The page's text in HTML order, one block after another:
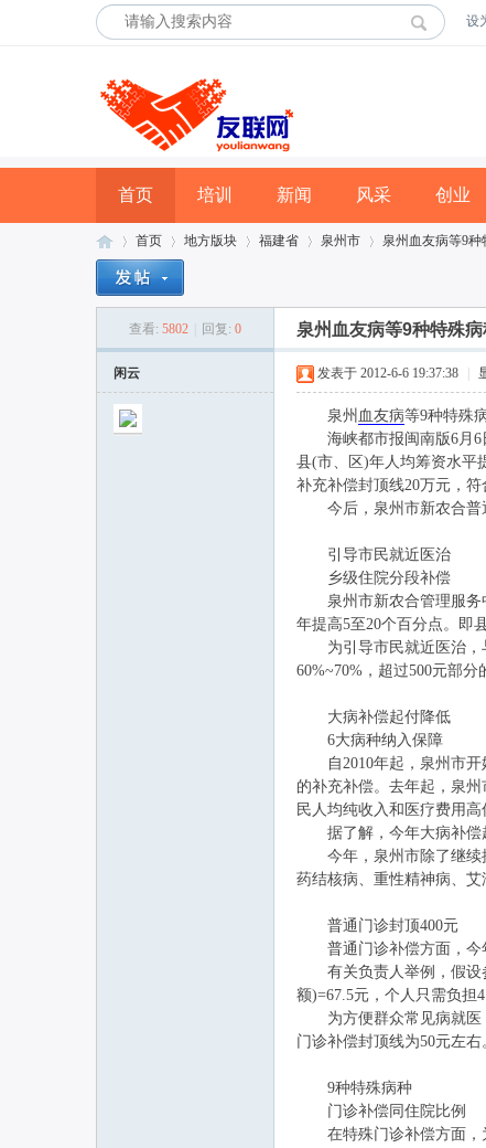
设
首页 培训 新闻 风采 创业
首页
›
地方版块
›
福建省
›
泉州市
›
泉州血友病等9
查看: 5802 回复: 0 泉州血友病等9种特殊
闲云 发表于 2012-6-6 19:37:38
泉州 血友病等9种特殊
海峡都市报闽南版6月6
县(市、区)年人均筹资水平
补充补偿封顶线20万元，
今后，泉州市新农合普通
引导市民就近医治
乡级住院分段补偿
泉州市新农合管理服务中
年提高5至20个百分点。即
为引导市民就近医治，与
60%~70%，超过500元部分
大病补偿起付降低
6大病种纳入保障
自2010年起，泉州市开
的补充补偿。去年起，泉
民人均纯收入和医疗费用
据了解，今年大病补偿起
今年，泉州市除了继续提
药结核病、重性精神病、艾
普通门诊封顶400元
普通门诊补偿方面，今年
有关负责人举例，假设参
额)=67.5元，个人只需负担
为方便群众常见病就医，
门诊补偿封顶线为50元左右
9种特殊病种
门诊补偿同住院比例
在特殊门诊补偿方面，为